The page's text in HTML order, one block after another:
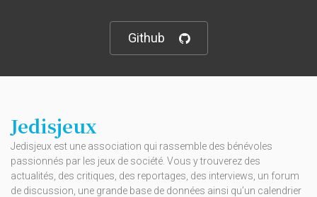
Github
Jedisjeux
Jedisjeux est une association qui rassemble des bénévoles
passionnés par les jeux de société. Vous y trouverez des
actualités, des critiques, des reportages, des interviews, un forum
de discussion, une grande base de données ainsi qu’un calendrier